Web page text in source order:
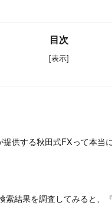
目次
[表示]
提供する秋田式FXって本当
索結果を調査してみると、『